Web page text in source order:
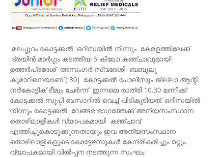
മലപ്പുറം കോട്ടക്കൽ :ഒറീസയിൽ നിന്നും കേരളത്തിലേക്ക്
ട്രയിന്‍ മാര്‍ഗ്ഗം കടത്തിയ 5 കിലോ കഞ്ചാവുമായി
ഉത്തർപ്രദേശ് അസംഗർ സ്വദേശി ബബുലു
കുമാറിനെയാണ് ( 30) കോട്ടക്കൽ പോലീസും ജില്ലാ ആന്റി
നർകോട്ടിക് ടീമും ചേർന്ന് ഇന്നലെ രാത്രി 10.30 മണിക്ക്
കോട്ടക്കൽ സൂപ്പി ബസാറിൽ വെച്ച് പിടികൂടിയത്. ഒറീസയിൽ
നിന്നും കോട്ടക്കൽ വേങ്ങര ഭാഗത്തേക്ക് അന്യസംസ്ഥാന
തൊഴിലാളികൾ വ്യാപകമായി കഞ്ചാവ്
എത്തിച്ചുകൊടുക്കുന്നതായും ഇവ അന്യസംസ്ഥാന
തൊഴിലാളികളുടെ കോട്ടേഴസുകൾ കേന്ദ്രീകരിച്ചും മറ്റും
വ്യാപകമായി വിൽപ്പന നടത്തുന്ന സംഘം